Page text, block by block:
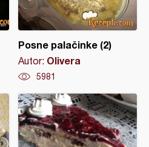
Posne palačinke (2)
Autor: Olivera
5981